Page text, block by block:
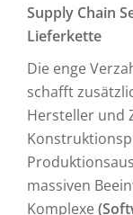
Supply Chain
Lieferkette
Die enge
schafft
Hersteller und
massiven
Komplexe